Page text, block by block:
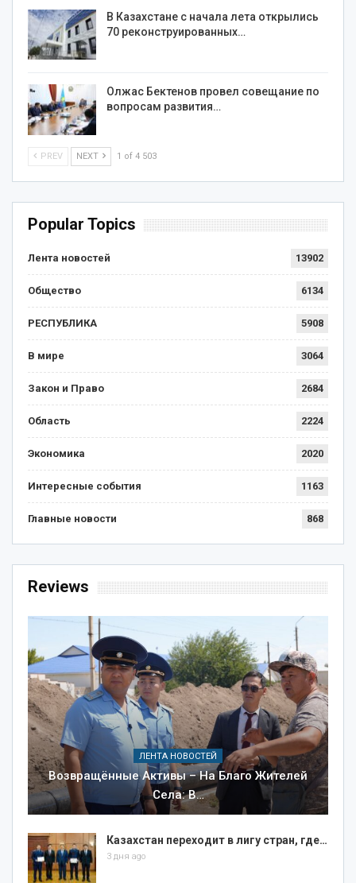
В Казахстане с начала лета открылись
70 реконструированных…
Олжас Бектенов провел совещание по
вопросам развития…
PREV NEXT 1 of 4 503
Popular Topics
Лента новостей 13902
Общество 6134
РЕСПУБЛИКА 5908
В мире 3064
Закон и Право 2684
Область 2224
Экономика 2020
Интересные события 1163
Главные новости 868
Reviews
ЛЕНТА НОВОСТЕЙ
Возвращённые Активы – На Благо Жителей
Села: В…
Казахстан переходит в лигу стран, где…
3 дня ago